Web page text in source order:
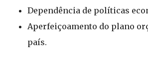
Dependência de políticas
Aperfeiçoamento do plano
país.